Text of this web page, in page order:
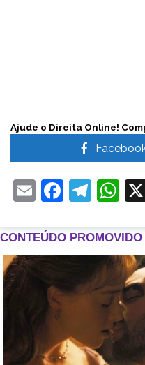
Ajude o Direita Online!
Email